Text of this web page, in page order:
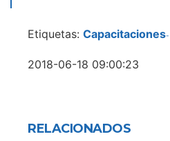
Etiquetas: Capacitaciones-
2018-06-18 09:00:23
RELACIONADOS